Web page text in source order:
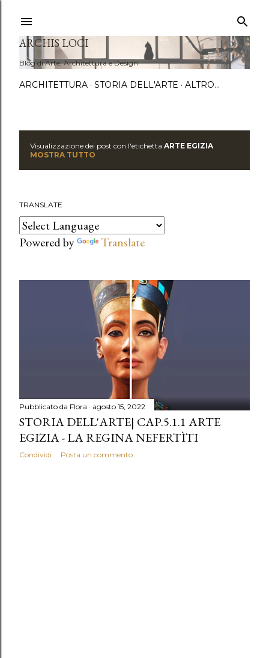
ARCHIS LOCI
Blog di Arte, Architettura e Design
ARCHITETTURA STORIA DELL'ARTE ALTRO…
s
t
Visualizzazione dei post con l'etichetta ARTE EGIZIA
MOSTRA TUTTO
TRANSLATE
Powered by Translate
Pubblicato da Flora agosto 15, 2022
STORIA DELL'ARTE| CAP.5.1.1 ARTE
EGIZIA - LA REGINA NEFERTÌTI
Condividi Posta un commento